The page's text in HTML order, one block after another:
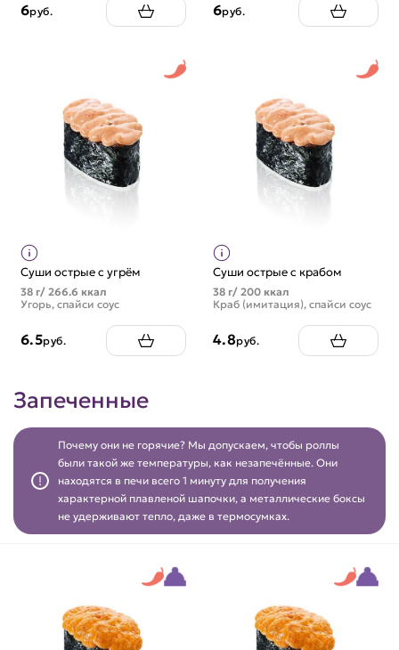
6руб. 6руб.
Суши острые с угрём
38 г/ 266.6 ккал
Угорь, спайси соус
6.5руб.
Суши острые с крабом
38 г/ 200 ккал
Краб (имитация), спайси соус
4.8руб.
Запеченные
Почему они не горячие? Мы допускаем, чтобы роллы
были такой же температуры, как незапечённые. Они
находятся в печи всего 1 минуту для получения
характерной плавленой шапочки, а металлические боксы
не удерживают тепло, даже в термосумках.